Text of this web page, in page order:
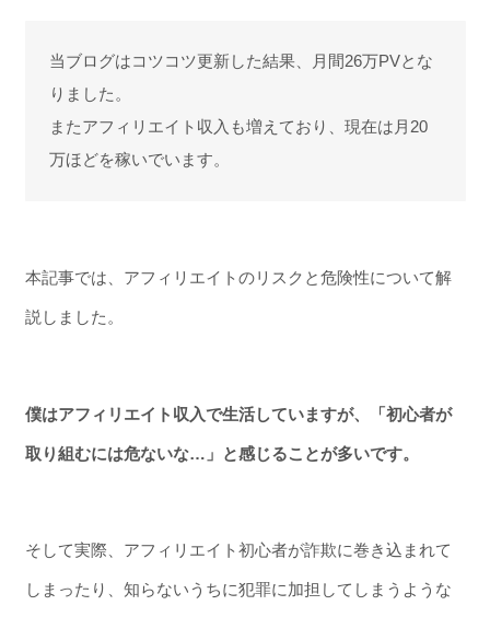
当ブログはコツコツ更新した結果、月間26万PVとな
りました。
またアフィリエイト収入も増えており、現在は月20
万ほどを稼いでいます。
本記事では、アフィリエイトのリスクと危険性について解
説しました。
僕はアフィリエイト収入で生活していますが、「初心者が
取り組むには危ないな…」と感じることが多いです。
そして実際、アフィリエイト初心者が詐欺に巻き込まれて
しまったり、知らないうちに犯罪に加担してしまうような